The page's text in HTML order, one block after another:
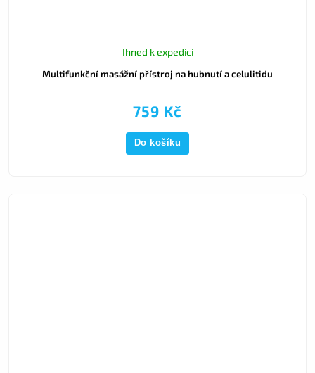
Multifunkční masážní přístroj na hubnutí a celulitidu
Ihned k expedici
759 Kč
Do košíku